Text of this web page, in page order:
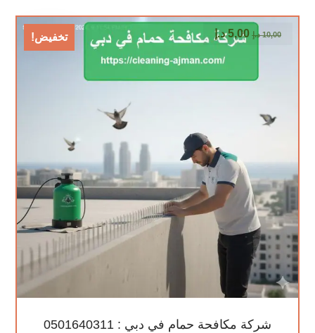
تخفيض!
شركة مكافحة حمام في دبي : 0501640311
10,00 د.إ 5,00 د.إ